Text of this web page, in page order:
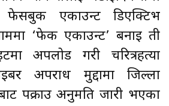
एकाउन्ट डिएक्टिभ
‘फेक एकाउन्ट’ बनाइ ती
अपलोड गरी चरित्रहत्या
अपराध मुद्दामा जिल्ला
पक्राउ अनुमति जारी भएका